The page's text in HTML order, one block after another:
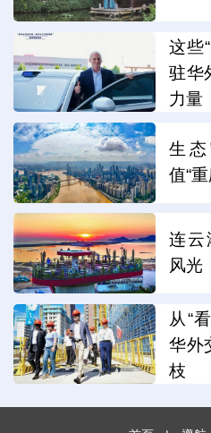
这些
驻华
力量
生
值“
连云
风光
从“
华外
枝